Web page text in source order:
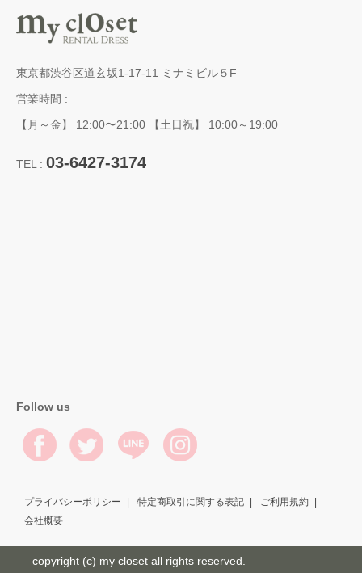
東京都渋谷区道玄坂1-17-11 ミナミビル５F
営業時間 :
【月～金】 12:00〜21:00 【土日祝】 10:00～19:00
TEL : 03-6427-3174
Follow us
プライバシーポリシー 特定商取引に関する表記
ご利用規約
会社概要
copyright (c) my closet all rights reserved.